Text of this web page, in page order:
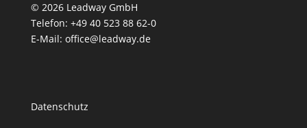
© 2026 Leadway GmbH
Telefon: +49 40 523 88 62-0
E-Mail: office@leadway.de
Datenschutz